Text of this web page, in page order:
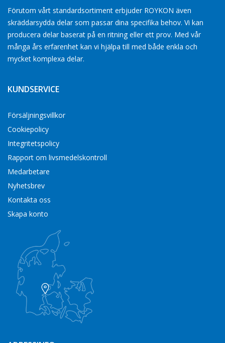
Förutom vårt standardsortiment erbjuder ROYKON även
skräddarsydda delar som passar dina specifika behov. Vi kan
producera delar baserat på en ritning eller ett prov. Med vår
många års erfarenhet kan vi hjälpa till med både enkla och
mycket komplexa delar.
KUNDSERVICE
Försäljningsvillkor
Cookiepolicy
Integritetspolicy
Rapport om livsmedelskontroll
Medarbetare
Nyhetsbrev
Kontakta oss
Skapa konto